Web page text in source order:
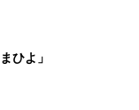
ひよ」